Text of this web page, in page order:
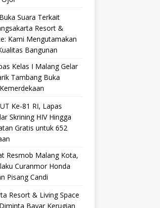
Suara Terkait
Resort &
Kami Mengutamakan
Bangunan
Kelas I Malang Gelar
Tambang Buka
Ke-81 RI, Lapas
Skrining HIV Hingga
Gratis untuk 652
Resmob Malang Kota,
Curanmor Honda
Pisang Candi
Resort & Living Space
Bayar Kerugian